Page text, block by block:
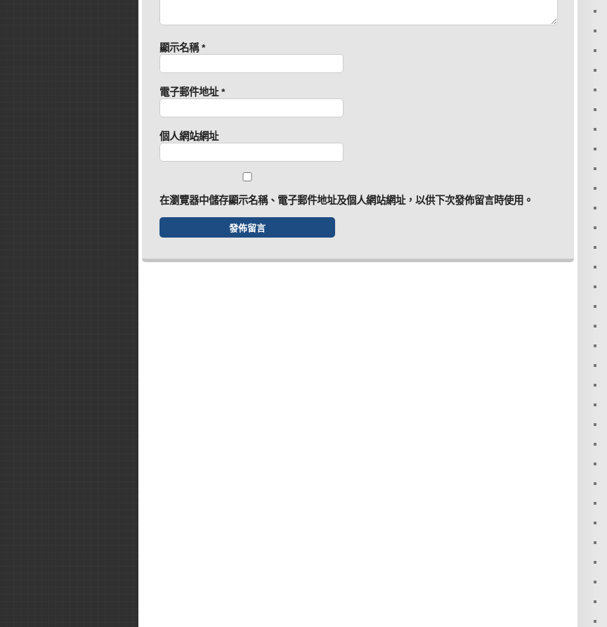
顯示名稱*
電子郵件地址*
個人網站網址
在瀏覽器中儲存顯示名稱、電子郵件地址及個人網站網址，以供下次發佈留言時使用。